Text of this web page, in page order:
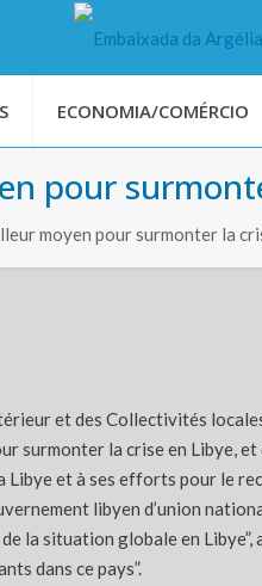
ECONOMIA/COMÉRCIO
pour
moyen pour surmonter la
et des Collectivités
surmonter la crise en Libye,
et à ses efforts pour le
libyen d’union
la situation globale en
dans ce pays”.